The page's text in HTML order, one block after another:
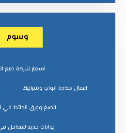
وسوم
اسعار شركة صبغ
اعمال حدادة ابواب وشبابيك
الصبغ وورق الحائط في
بوابات حديد للمداخل